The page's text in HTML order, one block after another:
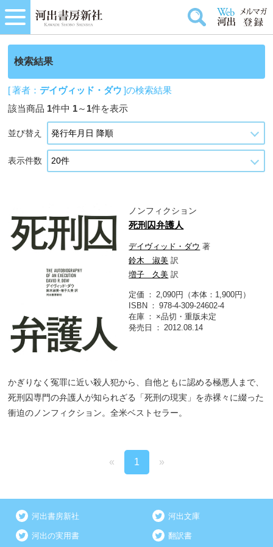
検索結果
[ 著者：デイヴィッド・ダウ ]の検索結果
該当商品 1件中 1～ 1件を表示
並び替え
表示件数
ノンフィクション
死刑囚弁護人
デイヴィッド・ダウ 著
鈴木 淑美 訳
増子 久美 訳
定価
2,090円（本体：1,900円）
ISBN
978-4-309-24602-4
在庫
×品切・重版未定
発売日
2012.08.14
かぎりなく冤罪に近い殺人犯から、自他ともに認める極悪人まで、
死刑囚専門の弁護人が知られざる「死刑の現実」を赤裸々に綴った
衝迫のノンフィクション。全米ベストセラー。
« 1 »
河出書房新社 河出文庫
河出の実用書 翻訳書